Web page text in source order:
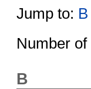
Jump to: B
Number
B